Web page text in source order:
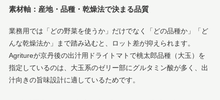
素材軸：産地・品種・乾燥法で決まる品質
業務用では「どの野菜を使うか」だけでなく「どの品種か」「ど
んな乾燥法か」まで踏み込むと、ロット差が抑えられます。
Agritureが京丹後の出汁用ドライトマトで桃太郎品種（大玉）を
指定しているのは、大玉系のゼリー部にグルタミン酸が多く、出
汁向きの旨味設計に適しているためです。